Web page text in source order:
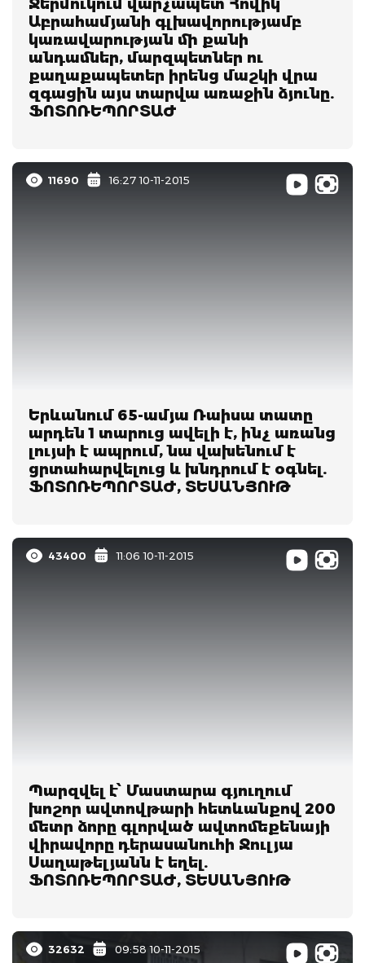
Ջերմուկում վարչապետ Հովիկ
Աբրահամյանի գլխավորությամբ
կառավարության մի քանի
անդամներ, մարզպետներ ու
քաղաքապետեր իրենց մաշկի վրա
զգացին այս տարվա առաջին ձյունը.
ՖՈՏՈՌԵՊՈՐՏԱԺ
11690 16:27 10-11-2015
Երևանում 65-ամյա Ռաիսա տատը
արդեն 1 տարուց ավելի է, ինչ առանց
լույսի է ապրում, նա վախենում է
ցրտահարվելուց և խնդրում է օգնել.
ՖՈՏՈՌԵՊՈՐՏԱԺ, ՏԵՍԱՆՅՈՒԹ
43400 11:06 10-11-2015
Պարզվել է՝ Մաստարա գյուղում
խոշոր ավտովթարի հետևանքով 200
մետր ձորը գլորված ավտոմեքենայի
վիրավորը դերասանուհի Ջուլյա
Սաղաթելյանն է եղել.
ՖՈՏՈՌԵՊՈՐՏԱԺ, ՏԵՍԱՆՅՈՒԹ
32632 09:58 10-11-2015